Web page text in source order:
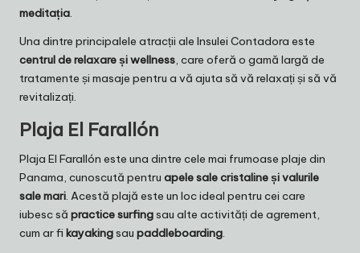
meditația.
Una dintre principalele atracții ale Insulei Contadora este
centrul de relaxare și wellness, care oferă o gamă largă de
tratamente și masaje pentru a vă ajuta să vă relaxați și să vă
revitalizați.
Plaja El Farallón
Plaja El Farallón este una dintre cele mai frumoase plaje din
Panama, cunoscută pentru apele sale cristaline și valurile
sale mari. Acestă plajă este un loc ideal pentru cei care
iubesc să practice surfingsau alte activități de agrement,
cum ar fi kayakingsau paddleboarding.